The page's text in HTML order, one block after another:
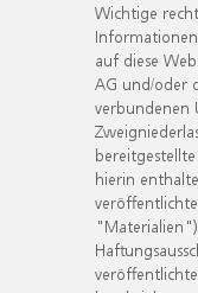
Wichtige
auf diese
AG und/oder
verbundenen
hierin